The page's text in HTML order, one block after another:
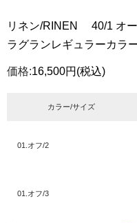
リネン/RINEN 40/1 オ
ラグランレギュラーカラ
価格:16,500円 (税込)
カラー/サイズ
01.オフ/2
01.オフ/3